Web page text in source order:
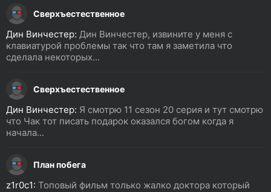
Сверхъестественное
Дин Винчестер: Дин Винчестер, извините у меня с
клавиатурой проблемы так что там я заметила что
сделала некоторых...
Сверхъестественное
Дин Винчестер: Я смотрю 11 сезон 20 серия и тут смотрю
что Чак тот писать подарок оказался богом когда я
начала...
План побега
z1r0c1: Топовый фильм только жалко доктора который